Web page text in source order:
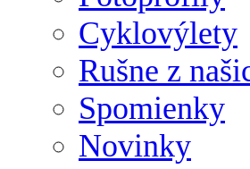
Cyklovýlety
Rušne z
Spomienky
Novinky